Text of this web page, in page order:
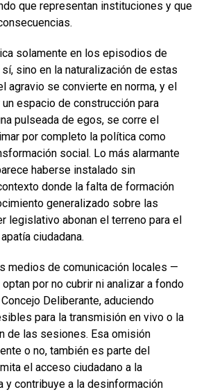
que representan instituciones y que
solamente en los episodios de
sino en la naturalización de estas
agravio se convierte en norma, y el
espacio de construcción para
pulseada de egos, se corre el
por completo la política como
social. Lo más alarmante
haberse instalado sin
donde la falta de formación
generalizado sobre las
legislativo abonan el terreno para el
ciudadana.
medios de comunicación locales —
por no cubrir ni analizar a fondo
Deliberante, aduciendo
para la transmisión en vivo o la
de las sesiones. Esa omisión
o no, también es parte del
el acceso ciudadano a la
y contribuye a la desinformación